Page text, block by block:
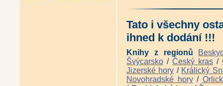
Krkonošský kras (Radko
Krkonošské letokruhy - 2
Hrobům v dáli - Otisk 1.
Hrobům v dáli - Otisk 1.
Hrobům v dáli - Otisk 1.
Hrobům v dáli - Otisk 1.
Krkonoše za císaře pána
Cesty Vlachů - Mysterium
Po stopách Sarajeva 1914
Tato i všechny
ihned k dodání !!!
Knihy z regionů
Švýcarsko / Český kras /
Jizerské hory / Králický
Novohradské hory/